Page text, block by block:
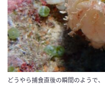
どうやら捕食直後の瞬間のようで、